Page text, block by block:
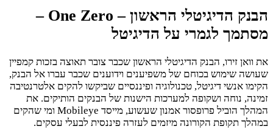
הבנק הדיגיטלי הראשון – One Zero –
מסתמך לגמרי על הדיגיטל
את וואן זירו, הבנק הדיגיטלי הראשון שכבר צובר תאוצה בזכות קמפיין
שעושה שימוש בכוחם של משפיענים וידוענים שכבר עברו אל הבנק,
הקימו אנשי דיגיטל, טכנולוגיה ופיננסיים שביקשו להקים אלטרנטיבה
זמינה, נוחה ושקופה למערכות הישנות של הבנקים הותיקים. את
המהלך הוביל פרופסור אמנון שעשוע, מייסד Mobileye ומי שהקים
במהלך תקופת הקורונה מיזמים לעזרה פיננסית לבעלי עסקים.